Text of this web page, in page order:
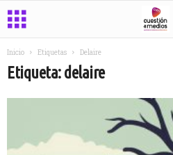
Inicio Etiquetas Delaire
Etiqueta: delaire